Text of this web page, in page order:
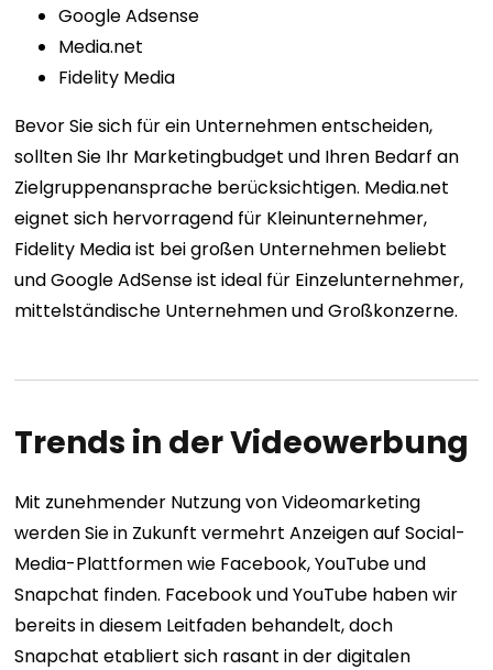
Google Adsense
Media.net
Fidelity Media
Bevor Sie sich für ein Unternehmen entscheiden,
sollten Sie Ihr Marketingbudget und Ihren Bedarf an
Zielgruppenansprache berücksichtigen. Media.net
eignet sich hervorragend für Kleinunternehmer,
Fidelity Media ist bei großen Unternehmen beliebt
und Google AdSense ist ideal für Einzelunternehmer,
mittelständische Unternehmen und Großkonzerne.
Trends in der Videowerbung
Mit zunehmender Nutzung von Videomarketing
werden Sie in Zukunft vermehrt Anzeigen auf Social-
Media-Plattformen wie Facebook, YouTube und
Snapchat finden. Facebook und YouTube haben wir
bereits in diesem Leitfaden behandelt, doch
Snapchat etabliert sich rasant in der digitalen